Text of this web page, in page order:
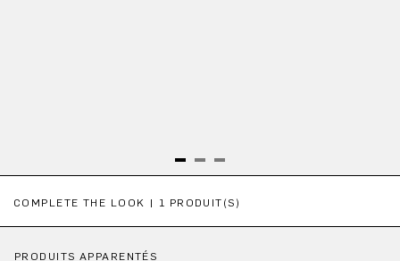
COMPLETE THE LOOK | 1 PRODUIT(S)
PRODUITS APPARENTÉS